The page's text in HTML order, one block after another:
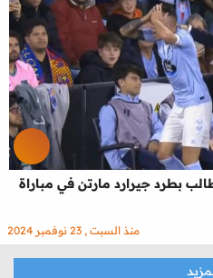
بطرد جيرارد مارتن في مباراة
منذ السبت , 23 نوفمبر 2024